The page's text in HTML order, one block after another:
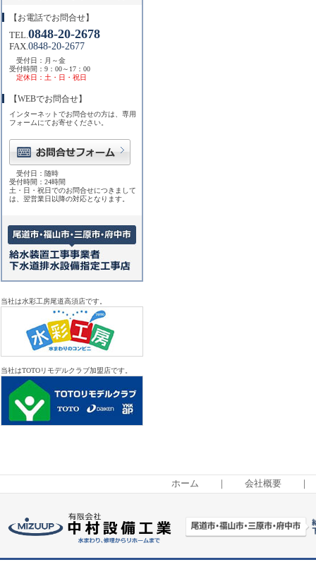
【お電話でお問合せ】
TEL. 0848-20-2678
FAX. 0848-20-2677
受付日：月～金
受付時間：9：00～17：00
定休日：土・日・祝日
【WEBでお問合せ】
インターネットでお問合せの方は、専用
フォームにてお寄せください。
受付日：随時
受付時間：24時間
土・日・祝日でのお問合せにつきまして
は、翌営業日以降の対応となります。
当社は水彩工房尾道高須店です。
当社はTOTOリモデルクラブ加盟店です。
ホーム ｜ 会社概要